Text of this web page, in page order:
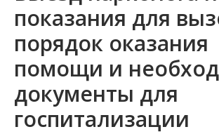
показания для
порядок оказания
помощи и
документы для
госпитализации